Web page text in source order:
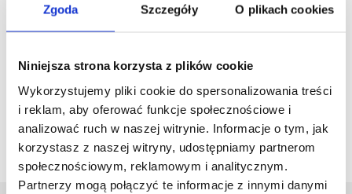
Zgoda Szczegóły O plikach cookies
Niniejsza strona korzysta z plików cookie
Wykorzystujemy pliki cookie do spersonalizowania treści
i reklam, aby oferować funkcje społecznościowe i
analizować ruch w naszej witrynie. Informacje o tym, jak
korzystasz z naszej witryny, udostępniamy partnerom
społecznościowym, reklamowym i analitycznym.
Partnerzy mogą połączyć te informacje z innymi danymi
Architektura krajobrazu studia stacjonarne drugiego
stopnia rozpoczynające się od roku akademickiego 2022-
stopnia rozpoczynające się od roku akademickiego 2022-
2023